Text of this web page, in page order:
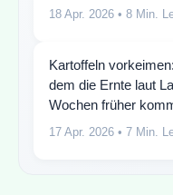
18 Apr. 2026 • 8 Min.
Kartoffeln
dem die Ernte laut
Wochen früher
17 Apr. 2026 • 7 Min.